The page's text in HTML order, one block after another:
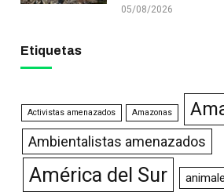
05/08/2026
Etiquetas
Activistas amenazados Amazonas
Ambientalistas amenazados
América del Sur